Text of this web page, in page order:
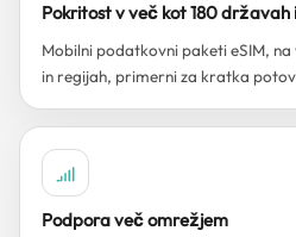
Pokritost v več kot 180 državah
Mobilni podatkovni paketi eSIM,
in regijah, primerni za kratka
Podpora več omrežjem